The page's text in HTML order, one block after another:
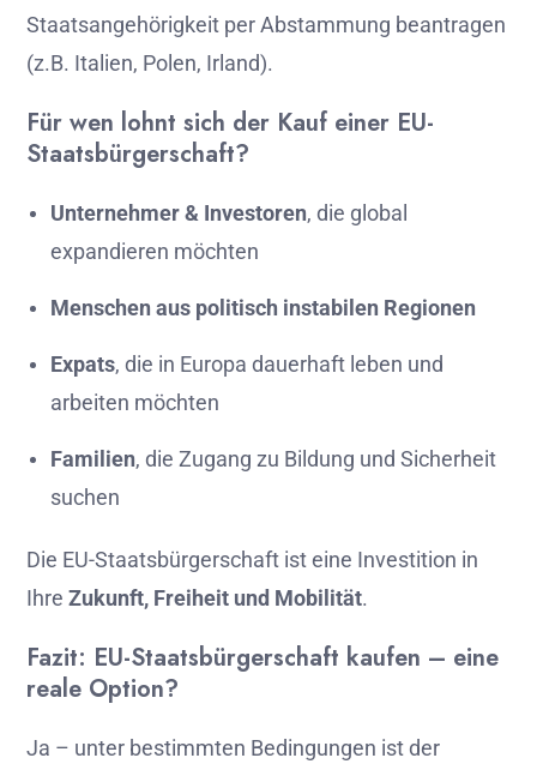
Staatsangehörigkeit perAbstammung beantragen
(z.B. Italien, Polen, Irland).
Für wen lohnt sich der Kauf einer EU-
Staatsbürgerschaft?
Unternehmer & Investoren, die global
expandieren möchten
Menschen aus politisch instabilen Regionen
Expats, die in Europa dauerhaft leben und
arbeiten möchten
Familien, die Zugang zu Bildung und Sicherheit
suchen
Die EU-Staatsbürgerschaft isteine Investition in
Ihre Zukunft, Freiheit und Mobilität.
Fazit: EU-Staatsbürgerschaft kaufen – eine
reale Option?
Ja – unter bestimmten Bedingungen istder